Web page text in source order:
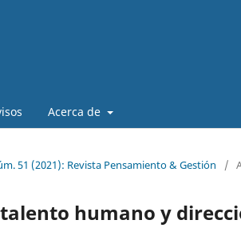
Acerca de
51 (2021): Revista Pensamiento & Gestión /
talento humano y